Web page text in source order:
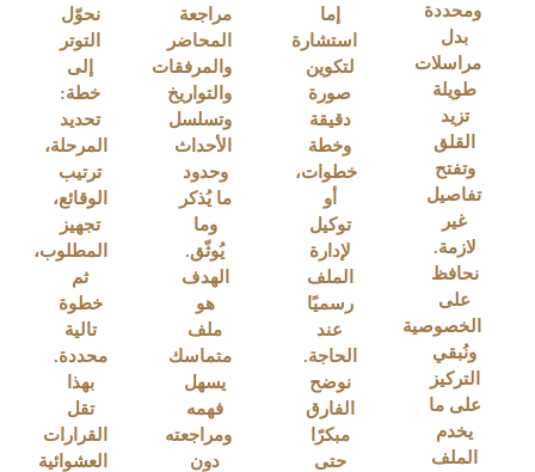
ومحددة
بدل
مراسلات
طويلة
تزيد
القلق
وتفتح
تفاصيل
غير
لازمة.
نحافظ
على
الخصوصية
ونُبقي
التركيز
على ما
يخدم
الملف
إما
استشارة
لتكوين
صورة
دقيقة
وخطة
خطوات،
أو
توكيل
لإدارة
الملف
رسميًا
عند
الحاجة.
نوضح
الفارق
مبكرًا
حتى
مراجعة
المحاضر
والمرفقات
والتواريخ
وتسلسل
الأحداث
وحدود
ما يُذكر
وما
يُوثّق.
الهدف
هو
ملف
متماسك
يسهل
فهمه
ومراجعته
دون
نحوّل
التوتر
إلى
خطة:
تحديد
المرحلة،
ترتيب
الوقائع،
تجهيز
المطلوب،
ثم
خطوة
تالية
محددة.
بهذا
تقل
القرارات
العشوائية